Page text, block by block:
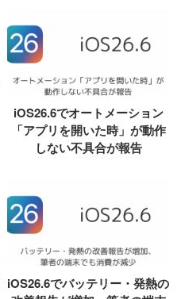
iOS26.6でオートメーション
「アプリを開いた時」が動作
しない不具合が報告
iOS26.6でバッテリー・発熱の